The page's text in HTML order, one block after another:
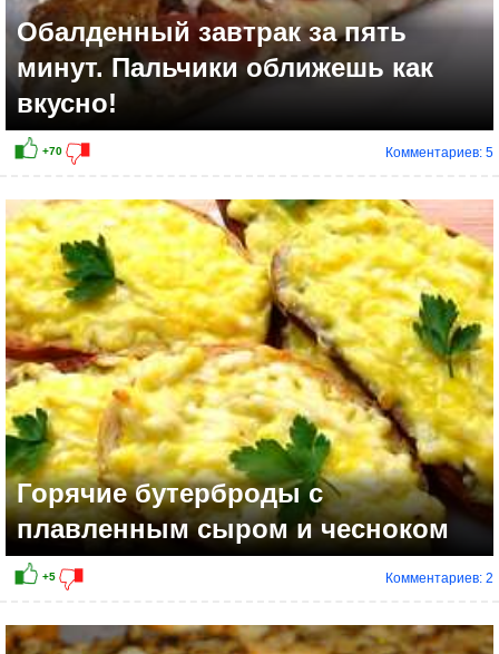
+20
Обалденный завтрак за пять
минут. Пальчики оближешь как
вкусно!
Комментариев: 5
Горячие бутерброды с
плавленным сыром и чесноком
Комментариев: 2